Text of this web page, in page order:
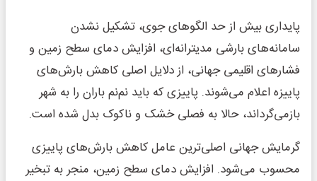
پایداری بیش از حد الگوهای جوی، تشکیل نشدن
سامانه‌های بارشی مدیترانه‌ای، افزایش دمای سطح زمین و
فشارهای اقلیمی جهانی، از دلایل اصلی کاهش بارش‌های
پاییزه اعلام می‌شوند. پاییزی که باید نم‌نم باران را به شهر
بازمی‌گرداند، حالا به فصلی خشک و ناکوک بدل شده است.
گرمایش جهانی اصلی‌ترین عامل کاهش بارش‌های پاییزی
محسوب می‌شود. افزایش دمای سطح زمین، منجر به تبخیر